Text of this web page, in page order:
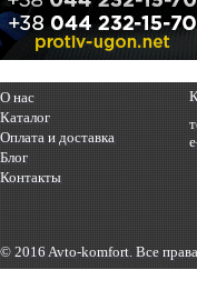
О нас
Каталог
Оплата и доставка
Блог
Контакты
© 2016 Avto-komfort. Все